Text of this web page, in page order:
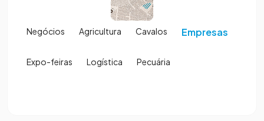
Negócios Agricultura Cavalos Empresas
Expo-feiras Logística Pecuária